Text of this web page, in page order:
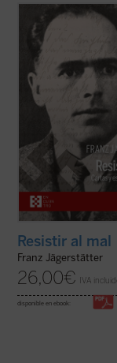
Franz Jägerstätter, campesino
casado, padre de tres niñas y
católico, fue ejecutado en 1943
negarse a servir en el ejército
publican aquí por primera vez
todos los escritos de
ficha)
Resistir al mal
Franz Jägerstätter
26,00€ IVA
disponible en ebook: